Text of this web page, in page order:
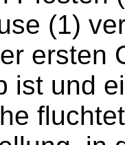
(1)
ersten
ist und